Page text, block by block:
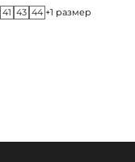
41 43 44 +1 размер